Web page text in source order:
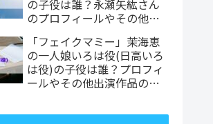
の子役は誰？永瀬矢紘さん
のプロフィールやその他出
「フェイクマミー」茉海恵
の一人娘いろは役(日高いろ
は役)の子役は誰？プロフィ
ールやその他出演作品の確